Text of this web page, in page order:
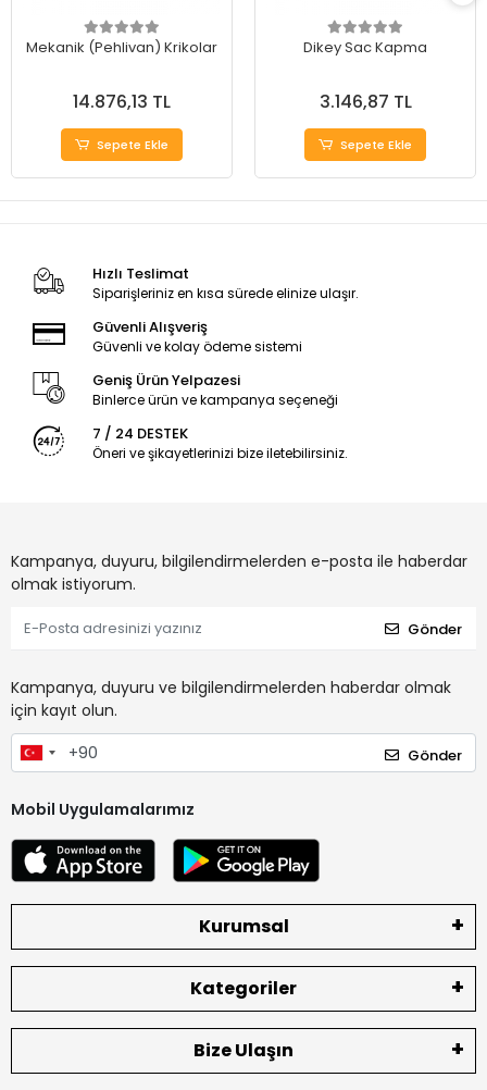
Mekanik (Pehlivan) Krikolar
14.876,13 TL
Sepete Ekle
Dikey Sac Kapma
3.146,87 TL
Sepete Ekle
Hızlı Teslimat
Siparişleriniz en kısa sürede elinize ulaşır.
Güvenli Alışveriş
Güvenli ve kolay ödeme sistemi
Geniş Ürün Yelpazesi
Binlerce ürün ve kampanya seçeneği
7 / 24 DESTEK
Öneri ve şikayetlerinizi bize iletebilirsiniz.
Kampanya, duyuru, bilgilendirmelerden e-posta ile haberdar
olmak istiyorum.
Gönder
Kampanya, duyuru ve bilgilendirmelerden haberdar olmak
için kayıt olun.
Gönder
Mobil Uygulamalarımız
Kurumsal
Kategoriler
Bize Ulaşın